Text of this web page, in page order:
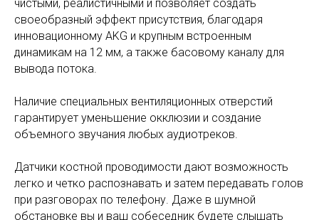
чистыми, реалистичными и позволяет создать
своеобразный эффект присутствия, благодаря
инновационному AKG и крупным встроенным
динамикам на 12 мм, а также басовому каналу для
вывода потока.
Наличие специальных вентиляционных отверстий
гарантирует уменьшение окклюзии и создание
объемного звучания любых аудиотреков.
Датчики костной проводимости дают возможность
легко и четко распознавать и затем передавать голов
при разговорах по телефону. Даже в шумной
обстановке вы и ваш собеседник будете слышать